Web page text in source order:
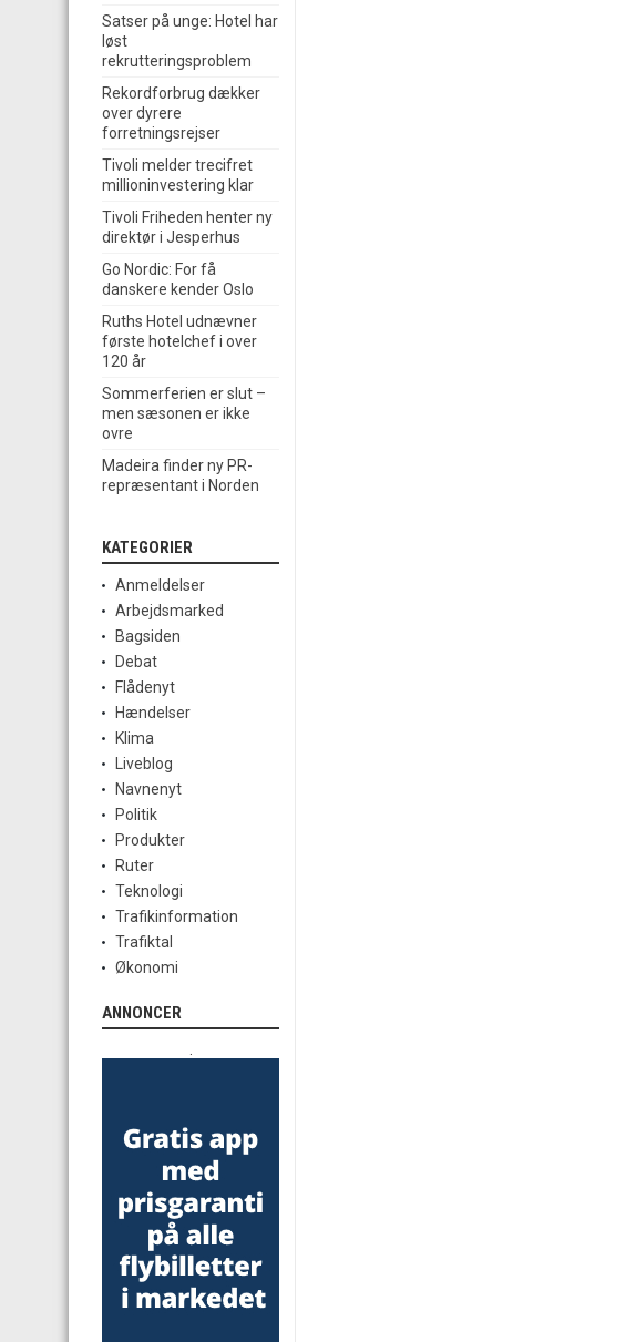
Satser på unge: Hotel har
løst
rekrutteringsproblem
Rekordforbrug dækker
over dyrere
forretningsrejser
Tivoli melder trecifret
millioninvestering klar
Tivoli Friheden henter ny
direktør i Jesperhus
Go Nordic: For få
danskere kender Oslo
Ruths Hotel udnævner
første hotelchef i over
120 år
Sommerferien er slut –
men sæsonen er ikke
ovre
Madeira finder ny PR-
repræsentant i Norden
KATEGORIER
Anmeldelser
Arbejdsmarked
Bagsiden
Debat
Flådenyt
Hændelser
Klima
Liveblog
Navnenyt
Politik
Produkter
Ruter
Teknologi
Trafikinformation
Trafiktal
Økonomi
ANNONCER